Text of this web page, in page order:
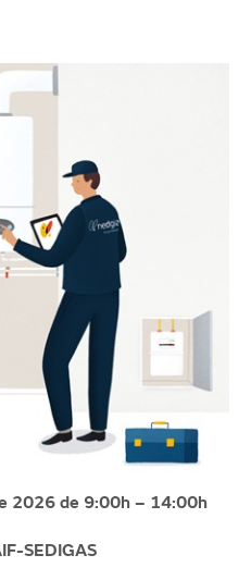
2026 de 9:00h – 14:00h
SEDIGAS